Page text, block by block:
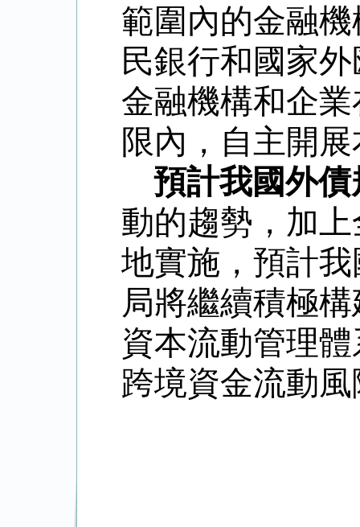
範圍內的金融
民銀行和國家
金融機構和企
限內，自主開
預計我國外
動的趨勢，加
地實施，預計
局將繼續積極
資本流動管理
跨境資金流動